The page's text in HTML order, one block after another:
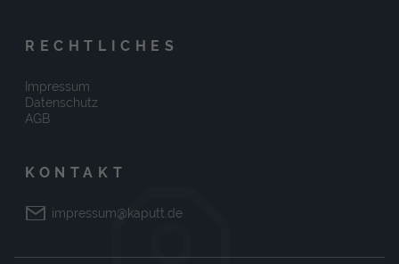
RECHTLICHES
Impressum
Datenschutz
AGB
KONTAKT
impressum@kaputt.de